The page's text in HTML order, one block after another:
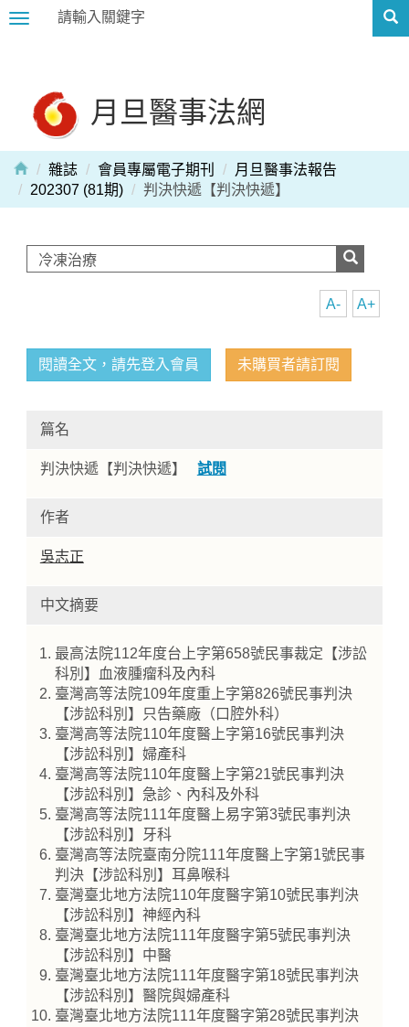
Toggle
月旦醫事法網
Home
雜誌 會員專屬電子期刊
月旦醫事法報告
202307 (81期)
判決快遞【判決快遞】
A+
A-
閱讀全文，請先登入會員 未購買者請訂閱
篇名
判決快遞【判決快遞】 試閱
作者
吳志正
中文摘要
最高法院112年度台上字第658號民事裁定【涉訟
科別】血液腫瘤科及內科
臺灣高等法院109年度重上字第826號民事判決
【涉訟科別】只告藥廠（口腔外科）
臺灣高等法院110年度醫上字第16號民事判決
【涉訟科別】婦產科
臺灣高等法院110年度醫上字第21號民事判決
【涉訟科別】急診、內科及外科
臺灣高等法院111年度醫上易字第3號民事判決
【涉訟科別】牙科
臺灣高等法院臺南分院111年度醫上字第1號民事
判決【涉訟科別】耳鼻喉科
臺灣臺北地方法院110年度醫字第10號民事判決
【涉訟科別】神經內科
臺灣臺北地方法院111年度醫字第5號民事判決
【涉訟科別】中醫
臺灣臺北地方法院111年度醫字第18號民事判決
【涉訟科別】醫院與婦產科
臺灣臺北地方法院111年度醫字第28號民事判決